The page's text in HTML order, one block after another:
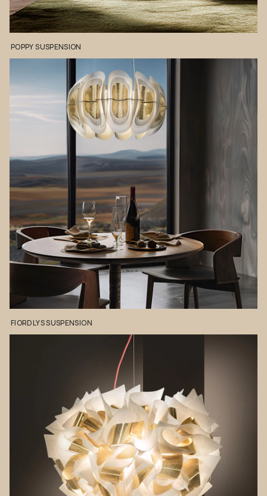
POPPYSUSPENSION
FIORDLYSSUSPENSION